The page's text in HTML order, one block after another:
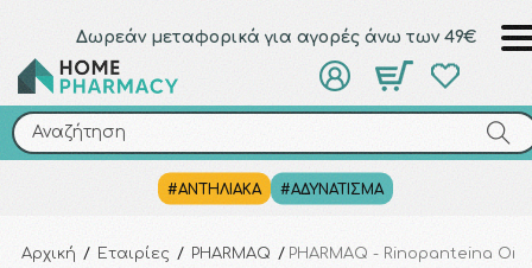
Δωρεάν μεταφορικά για αγορές άνω των 49€
Αναζήτηση
#ΑΝΤΗΛΙΑΚΑ #ΑΔΥΝΑΤΙΣΜΑ
Αναζήτηση
Αρχική / Εταιρίες / PHARMAQ / PHARMAQ - Rinopanteina